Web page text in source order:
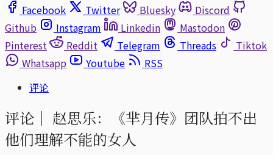
Facebook
Twitter Bluesky
Discord
Github
Instagram Linkedin
Mastodon
Pinterest
Reddit Telegram Threads
Tiktok
Whatsapp
Youtube
RSS
评论
评论｜ 赵思乐：《芈月传》团队拍不出
他们理解不能的女人